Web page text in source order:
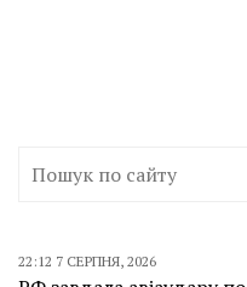
22:12 7 СЕРПНЯ, 2026